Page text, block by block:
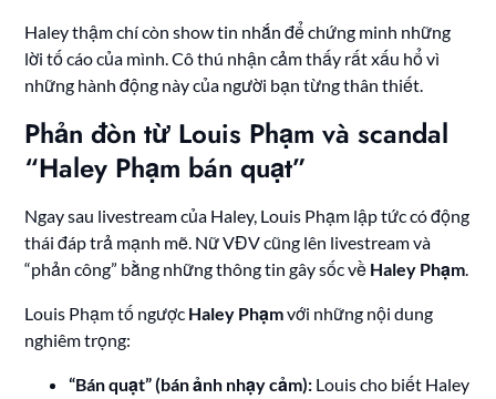
Haley thậm chí còn show tin nhắn để chứng minh những
lời tố cáo của mình. Cô thú nhận cảm thấy rất xấu hổ vì
những hành động này của người bạn từng thân thiết.
Phản đòn từ Louis Phạm và scandal
“Haley Phạm bán quạt”
Ngay sau livestream của Haley, Louis Phạm lập tức có động
thái đáp trả mạnh mẽ. Nữ VĐV cũng lên livestream và
“phản công” bằng những thông tin gây sốc về Haley Phạm.
Louis Phạm tố ngược Haley Phạmvới những nội dung
nghiêm trọng:
“Bán quạt” (bán ảnh nhạy cảm): Louis cho biết Haley